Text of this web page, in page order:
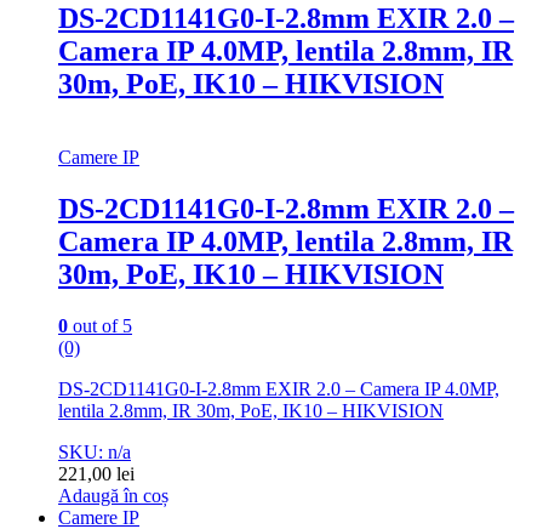
DS-2CD1141G0-I-2.8mm EXIR 2.0 –
Camera IP 4.0MP, lentila 2.8mm, IR
30m, PoE, IK10 – HIKVISION
Camere IP
DS-2CD1141G0-I-2.8mm EXIR 2.0 –
Camera IP 4.0MP, lentila 2.8mm, IR
30m, PoE, IK10 – HIKVISION
0 out of 5
(0)
DS-2CD1141G0-I-2.8mm EXIR 2.0 – Camera IP 4.0MP,
lentila 2.8mm, IR 30m, PoE, IK10 – HIKVISION
SKU: n/a
221,00 lei
Adaugă în coș
Camere IP